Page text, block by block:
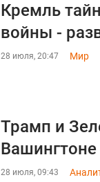
Кремль
войны -
28 июля, 20:47 Мир
Трамп и
28 июля, 09:43